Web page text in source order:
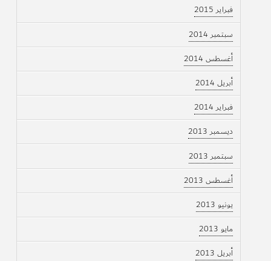
فبراير 2015
سبتمبر 2014
أغسطس 2014
أبريل 2014
فبراير 2014
ديسمبر 2013
سبتمبر 2013
أغسطس 2013
يونيو 2013
مايو 2013
أبريل 2013